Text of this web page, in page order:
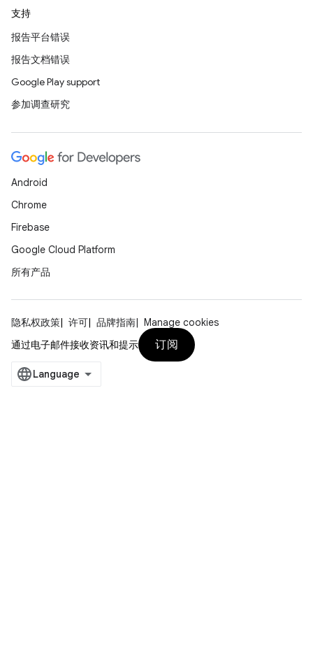
支持
报告平台错误
报告文档错误
Google Play support
参加调查研究
Android
Chrome
Firebase
Google Cloud Platform
所有产品
隐私权政策 许可 品牌指南
Manage cookies
通过电子邮件接收资讯和提示
订阅